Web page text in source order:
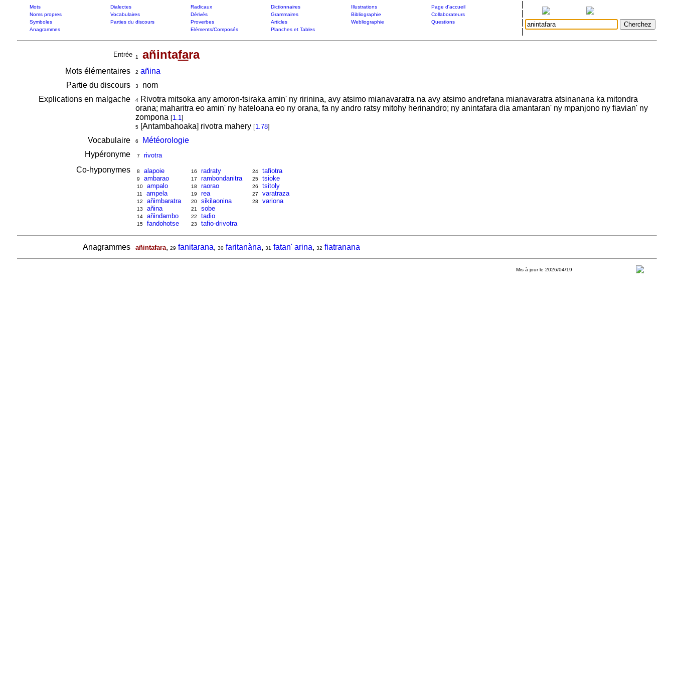
Mots Dialectes Radicaux Dictionnaires Illustrations
Page d'accueil
Noms propres
Vocabulaires Dérivés Grammaires Bibliographie
Collaborateurs
Symboles
Parties du discours Proverbes Articles Webliographie
Questions
Anagrammes
Eléments/Composés Planches et Tables
Entrée 1 añintafara
Mots élémentaires 2 añina
Partie du discours
3
nom
Explications en malgache
4Rivotra mitsoka any amoron-tsiraka amin' ny ririnina, avy atsimo mianavaratra na avy atsimo andrefana mianavaratra atsinanana ka mitondra
orana; maharitra eo amin' ny hateloana eo ny orana, fa ny andro ratsy mitohy herinandro; ny anintafara dia amantaran' ny mpanjono ny fiavian' ny
zompona [1.1]
5[Antambahoaka] rivotra mahery [1.78]
Vocabulaire 6
Météorologie
Hypéronyme
7 rivotra
Co-hyponymes 8 alapoie
9 ambarao
10 ampalo
11 ampela
12 añimbaratra
13 añina
14 añindambo
15 fandohotse
16 radraty
17 rambondanitra
18 raorao
19 rea
20 sikilaonina
21 sobe
22 tadio
23 tafio-drivotra
24 tafiotra
25 tsioke
26 tsitoly
27 varatraza
28 variona
Anagrammes añintafara, 29 fanitarana, 30 faritanàna, 31 fatan' arina, 32 fiatranana
Mis à jour le 2026/04/19